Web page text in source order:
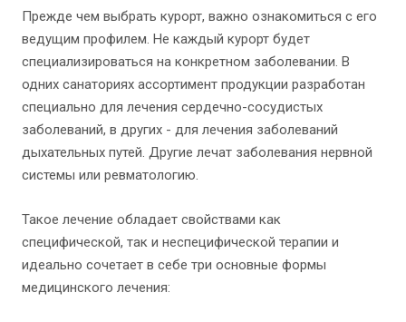
Прежде чем выбрать курорт, важно ознакомиться с его
ведущим профилем. Не каждый курорт будет
специализироваться на конкретном заболевании. В
одних санаториях ассортимент продукции разработан
специально для лечения сердечно-сосудистых
заболеваний, в других - для лечения заболеваний
дыхательных путей. Другие лечат заболевания нервной
системы или ревматологию.
Такое лечение обладает свойствами как
специфической, так и неспецифической терапии и
идеально сочетает в себе три основные формы
медицинского лечения: